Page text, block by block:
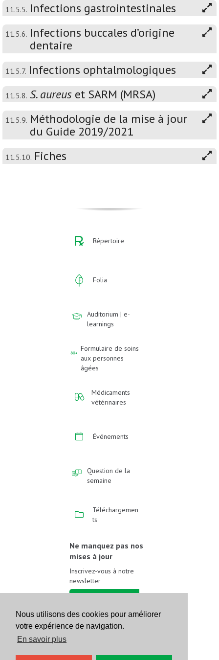
Nous utilisons des cookies pour améliorer
votre expérience de navigation.
En savoir plus
11.5.5. Infections gastrointestinales
11.5.6. Infections buccales d’origine
dentaire
11.5.7. Infections ophtalmologiques
11.5.8. S. aureus et SARM (MRSA)
11.5.9. Méthodologie de la mise à jour
du Guide 2019/2021
11.5.10. Fiches
Répertoire
Folia
Auditorium | e-
learnings
Formulaire de soins
aux personnes
âgées
Médicaments
vétérinaires
Événements
Question de la
semaine
Téléchargemen
ts
Ne manquez pas nos
mises à jour
Inscrivez-vous à notre
newsletter
Suivez-nous sur les